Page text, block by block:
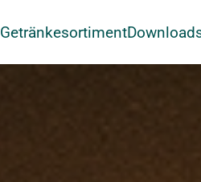
Getränkesortiment